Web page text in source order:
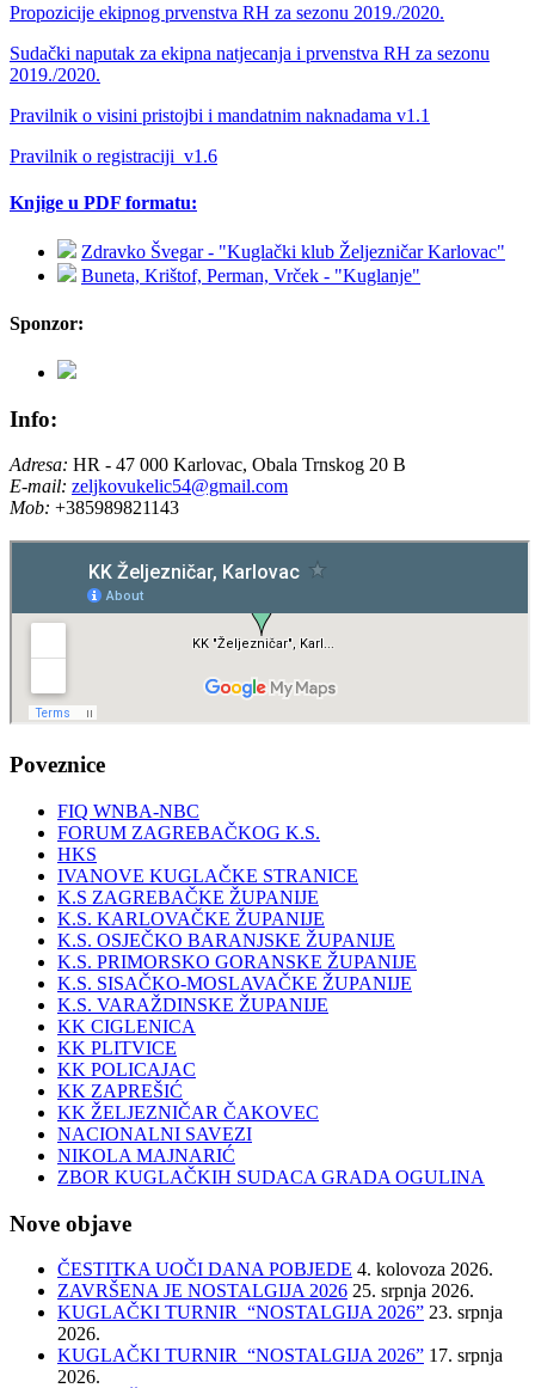
Propozicije ekipnog prvenstva RH za sezonu 2019./2020.
Sudački naputak za ekipna natjecanja i prvenstva RH za sezonu
2019./2020.
Pravilnik o visini pristojbi i mandatnim naknadama v1.1
Pravilnik o registraciji_v1.6
Knjige u PDF formatu:
Zdravko Švegar - "Kuglački klub Željezničar Karlovac"
Buneta, Krištof, Perman, Vrček - "Kuglanje"
Sponzor:
Info:
Adresa: HR - 47 000 Karlovac, Obala Trnskog 20 B
E-mail: zeljkovukelic54@gmail.com
Mob: +385989821143
Poveznice
FIQ WNBA-NBC
FORUM ZAGREBAČKOG K.S.
HKS
IVANOVE KUGLAČKE STRANICE
K.S ZAGREBAČKE ŽUPANIJE
K.S. KARLOVAČKE ŽUPANIJE
K.S. OSJEČKO BARANJSKE ŽUPANIJE
K.S. PRIMORSKO GORANSKE ŽUPANIJE
K.S. SISAČKO-MOSLAVAČKE ŽUPANIJE
K.S. VARAŽDINSKE ŽUPANIJE
KK CIGLENICA
KK PLITVICE
KK POLICAJAC
KK ZAPREŠIĆ
KK ŽELJEZNIČAR ČAKOVEC
NACIONALNI SAVEZI
NIKOLA MAJNARIĆ
ZBOR KUGLAČKIH SUDACA GRADA OGULINA
Nove objave
ČESTITKA UOČI DANA POBJEDE 4. kolovoza 2026.
ZAVRŠENA JE NOSTALGIJA 2026 25. srpnja 2026.
KUGLAČKI TURNIR “NOSTALGIJA 2026” 23. srpnja
2026.
KUGLAČKI TURNIR “NOSTALGIJA 2026” 17. srpnja
2026.